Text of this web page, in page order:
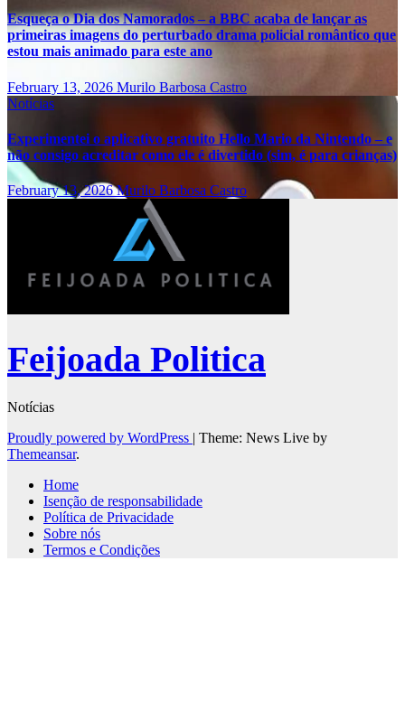
Esqueça o Dia dos Namorados – a BBC acaba de lançar as
primeiras imagens do perturbado drama policial romântico que
estou mais animado para este ano
February 13, 2026 Murilo Barbosa Castro
Notícias
Experimentei o aplicativo gratuito Hello Mario da Nintendo – e
não consigo acreditar como ele é divertido (sim, é para crianças)
February 13, 2026Murilo Barbosa Castro
Feijoada Politica
Notícias
Proudly powered by WordPress | Theme: News Live by
Themeansar.
Home
Isenção de responsabilidade
Política de Privacidade
Sobre nós
Termos e Condições